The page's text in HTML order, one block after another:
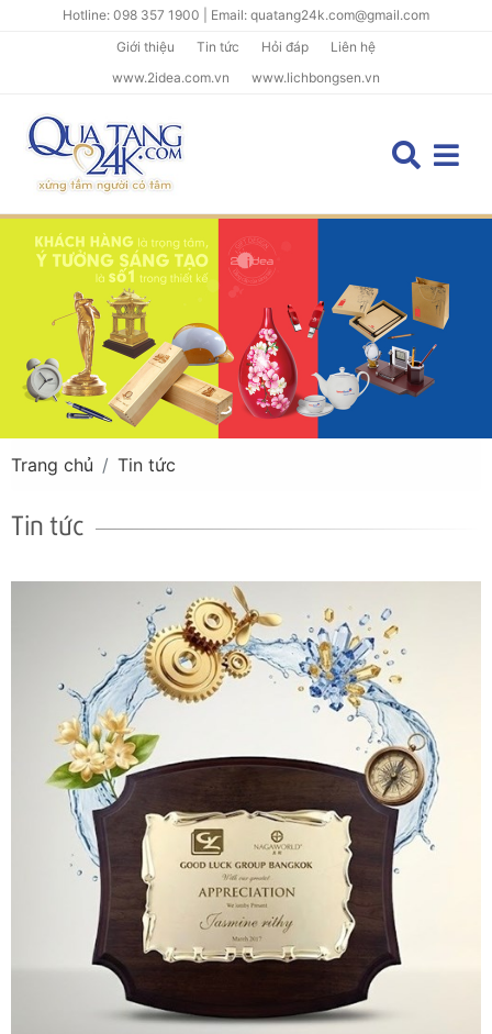
Hotline: 098 357 1900 | Email: quatang24k.com@gmail.com
Giới thiệu
Tin tức Hỏi đáp
Liên hệ
www.2idea.com.vn
www.lichbongsen.vn
Trang chủ Tin tức
Tin tức